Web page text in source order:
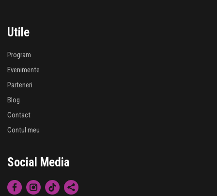
Utile
Program
Evenimente
Parteneri
Blog
Contact
Contul meu
Social Media